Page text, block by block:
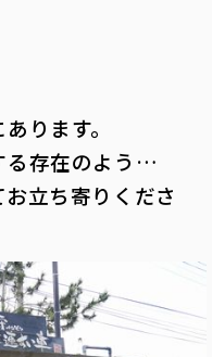
ります。
存在のよう…
立ち寄りくださ